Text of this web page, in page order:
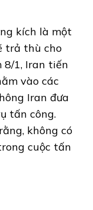
kích là một
trả thù cho
8/1, Iran tiến
vào các
Iran đưa
tấn công.
không có
cuộc tấn